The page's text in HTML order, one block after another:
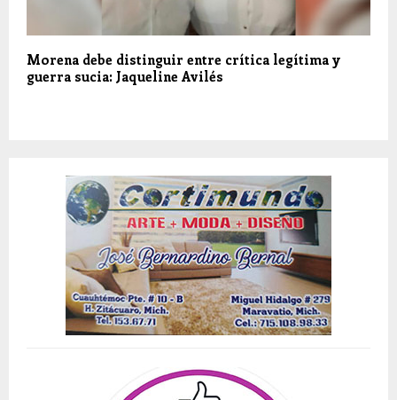
Morena debe distinguir entre crítica legítima y
guerra sucia: Jaqueline Avilés